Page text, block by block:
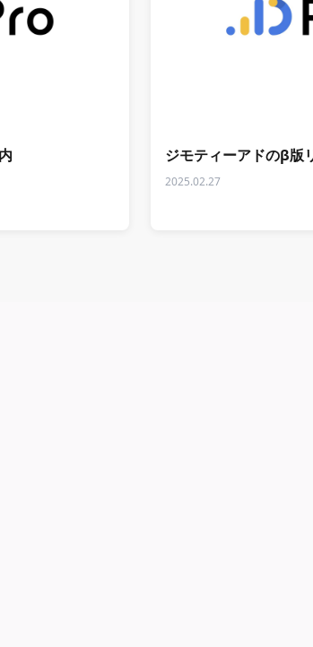
ジモティーアドのβ版
2025.02.27